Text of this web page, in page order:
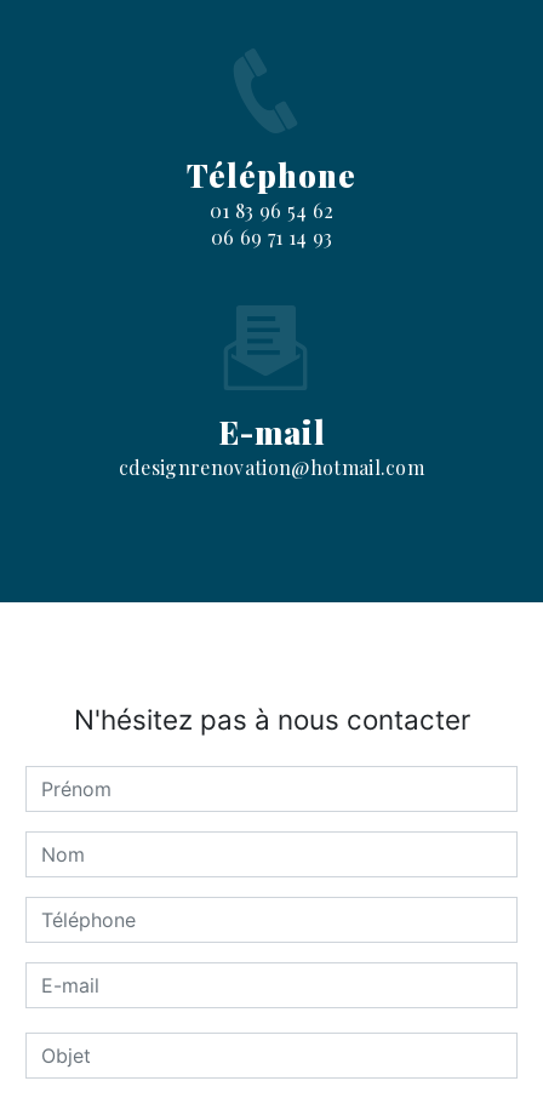
Téléphone
01 83 96 54 62
06 69 71 14 93
E-mail
cdesignrenovation@hotmail.com
N'hésitez pas à nous contacter